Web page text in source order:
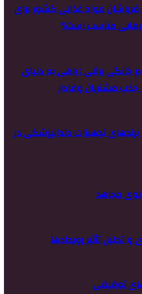
مواد غذایی کشور برای
مناسب است؟
خانگی برقی : راهی به دنیای
مشتریان وفادار
تجهیزات دندانپزشکی در
مجاهد
تحلیل تأثیر رویدادها
توقیفی